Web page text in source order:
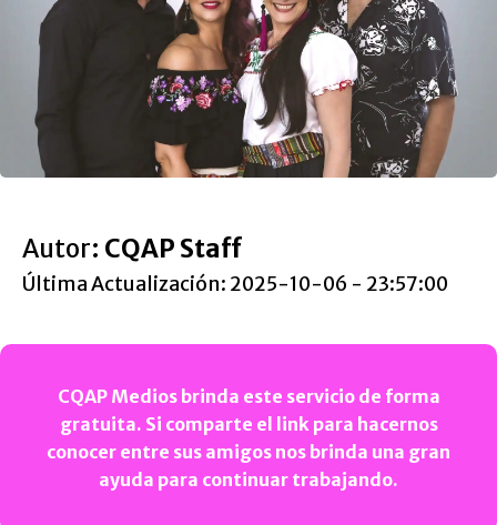
Autor: CQAP Staff
Última Actualización: 2025-10-06 - 23:57:00
CQAP Medios brinda este servicio de forma
gratuita. Si comparte el link para hacernos
conocer entre sus amigos nos brinda una gran
ayuda para continuar trabajando.